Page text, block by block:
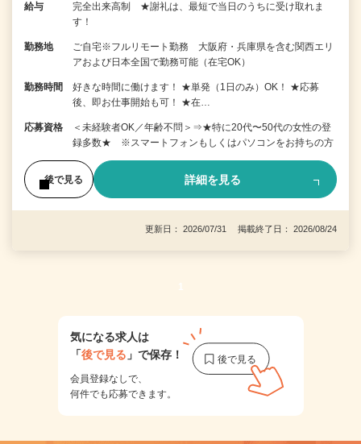
給与
完全出来高制 ★謝礼は、最短で当日のうちに受け取れま
す！
勤務地
ご自宅※フルリモート勤務 大阪府・兵庫県を含む関西エリ
アおよび日本全国で勤務可能（在宅OK）
勤務時間
好きな時間に働けます！ ★単発（1日のみ）OK！ ★応募
後、即お仕事開始も可！ ★在…
応募資格
＜未経験者OK／年齢不問＞⇒★特に20代〜50代の女性の登
録多数★ ※スマートフォンもしくはパソコンをお持ちの方
後で見る 詳細を見る
更新日： 2026/07/31 掲載終了日： 2026/08/24
1
気になる求人は
「後で見る 」で保存！
会員登録なしで、
何件でも応募できます。